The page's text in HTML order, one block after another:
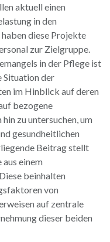
aktuell einen
in den
diese Projekte
zur Zielgruppe.
in der Pflege ist
Situation der
im Hinblick auf deren
bezogene
zu untersuchen, um
gesundheitlichen
Beitrag stellt
einem
beinhalten
von
auf zentrale
dieser beiden